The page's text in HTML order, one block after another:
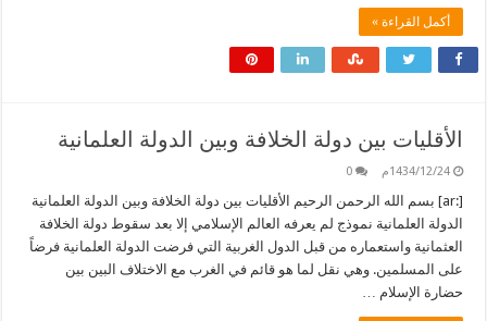
أكمل القراءة »
الأقليات بين دولة الخلافة وبين الدولة العلمانية
1434/12/24م 0
[:ar] بسم الله الرحمن الرحيم الأقليات بين دولة الخلافة وبين الدولة العلمانية
الدولة العلمانية نموذج لم يعرفه العالم الإسلامي إلا بعد سقوط دولة الخلافة
العثمانية واستعماره من قبل الدول الغربية التي فرضت الدولة العلمانية فرضاً
على المسلمين. وهي نقل لما هو قائم في الغرب مع الاختلاف البين بين
حضارة الإسلام …